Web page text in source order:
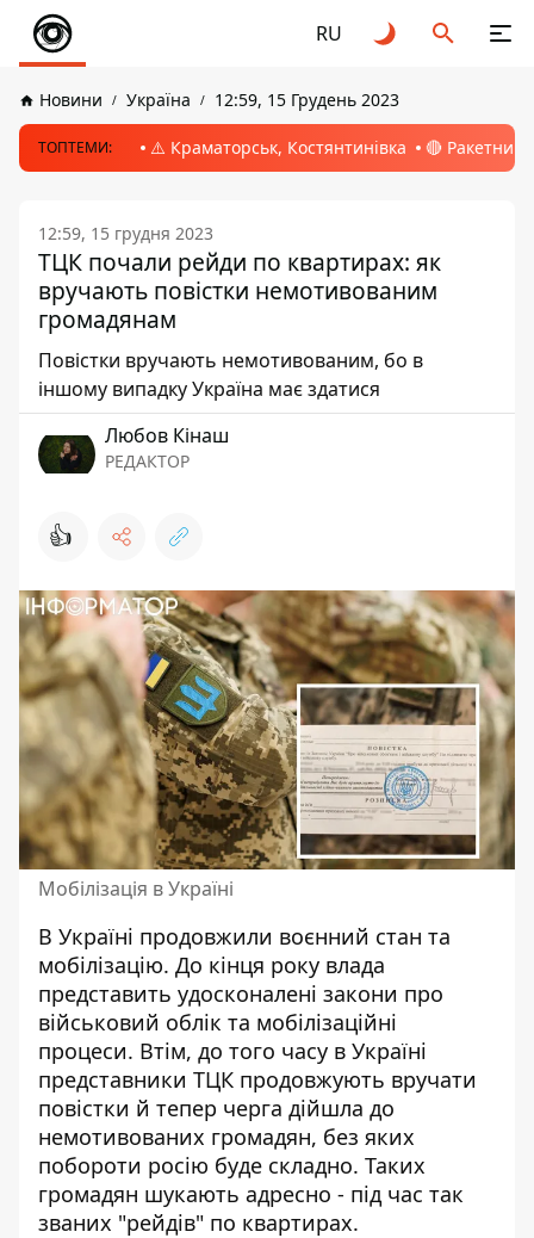
RU
Новини Україна 12:59, 15 Грудень 2023
ТОПТЕМИ: ⚠️ Краматорськ, Костянтинівка 🔴 Ракетний
12:59, 15 грудня 2023
ТЦК почали рейди по квартирах: як
вручають повістки немотивованим
громадянам
Повістки вручають немотивованим, бо в
іншому випадку Україна має здатися
Любов Кінаш
РЕДАКТОР
👍
Мобілізація в Україні
В Україні продовжили воєнний стан та
мобілізацію. До кінця року влада
представить удосконалені закони про
військовий облік та мобілізаційні
процеси. Втім, до того часу в Україні
представники ТЦК продовжують вручати
повістки й тепер черга дійшла до
немотивованих громадян, без яких
побороти росію буде складно. Таких
громадян шукають адресно - під час так
званих "рейдів" по квартирах.